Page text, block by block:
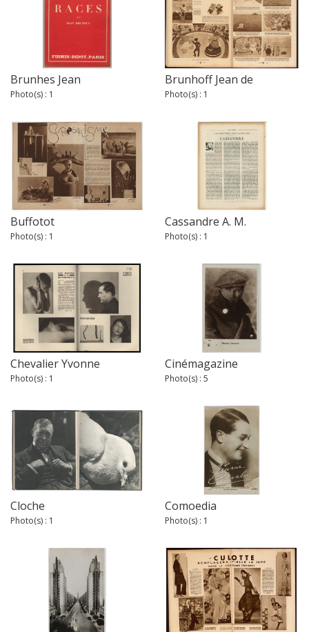
Brunhes Jean
Photo(s) : 1
Brunhoff Jean de
Photo(s) : 1
Buffotot
Photo(s) : 1
Cassandre A. M.
Photo(s) : 1
Chevalier Yvonne
Photo(s) : 1
Cinémagazine
Photo(s) : 5
Cloche
Photo(s) : 1
Comoedia
Photo(s) : 1